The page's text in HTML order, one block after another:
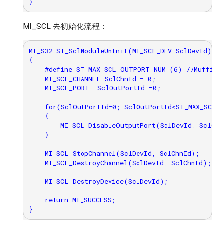
MI_SCL 去初始化流程：
MI_S32 ST_SclModuleUnInit(MI_SCL_DEV SclDevId)
{
#define ST_MAX_SCL_OUTPORT_NUM (6) //
    MI_SCL_CHANNEL SclChnId = 0;
    MI_SCL_PORT  SclOutPortId =0;
for(SclOutPortId=0;
    {
MI_SCL_DisableOutputPort(SclDevId,
    }
    MI_SCL_StopChannel(SclDevId, SclChnId);
    MI_SCL_DestroyChannel(SclDevId, SclChnId);
    MI_SCL_DestroyDevice(SclDevId);
    return MI_SUCCESS;